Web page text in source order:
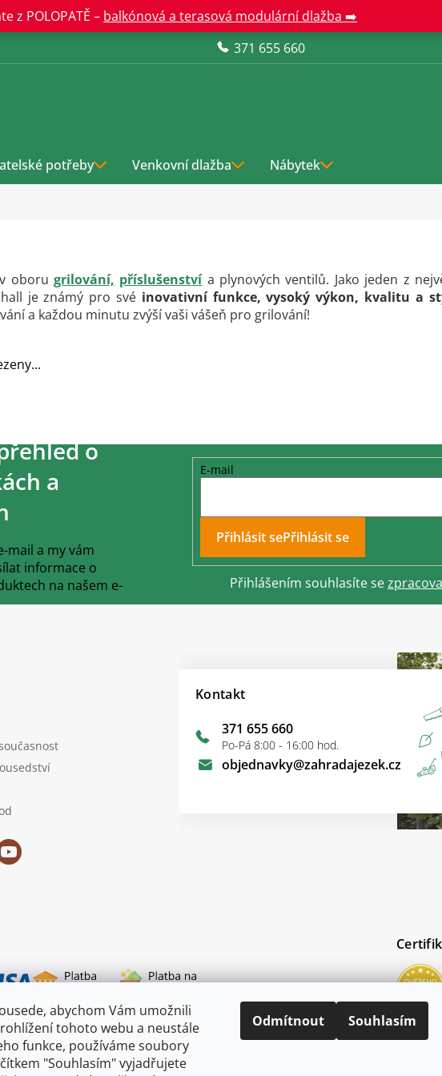
abychom Vám umožnili
tohoto webu a neustále
funkce, používáme soubory
"Souhlasím" vyjadřujete
Odmítnout Souhlasím
z POLOPATĚ – balkónová a terasová modulární dlažba ➡️
371 655 660
potřeby Venkovní dlažba Nábytek
oboru grilování, příslušenstvía plynových ventilů. Jako jeden z
je známý pro své inovativní funkce, vysoký výkon, kvalitu a
a každou minutu zvýší vaši vášeň pro grilování!
o
a
mail a my vám
informace o
na našem e-
E-mail
Přihlásit se
Přihlášením souhlasíte se
Kontakt
objednavky@zahradajezek.cz
371 655 660
Po-Pá 8:00 - 16:00 hod.
dopravy